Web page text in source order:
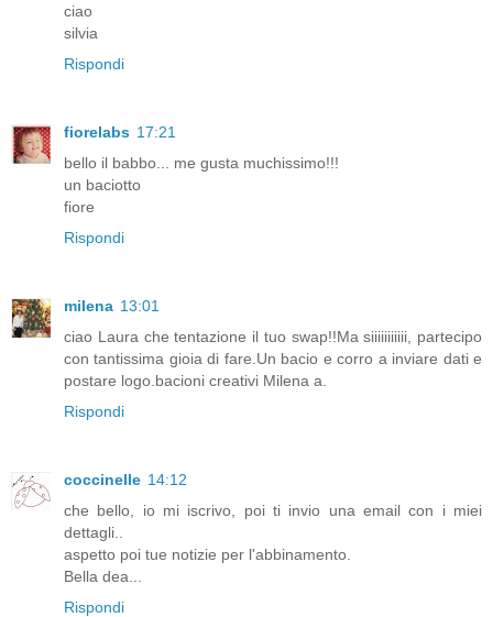
ciao
silvia
Rispondi
fiorelabs 17:21
bello il babbo... me gusta muchissimo!!!
un baciotto
fiore
Rispondi
milena 13:01
ciao Laura che tentazione il tuo swap!!Ma siiiiiiiiiii, partecipo
con tantissima gioia di fare.Un bacio e corro a inviare dati e
postare logo.bacioni creativi Milena a.
Rispondi
coccinelle 14:12
che bello, io mi iscrivo, poi ti invio una email con i miei
dettagli..
aspetto poi tue notizie per l'abbinamento.
Bella dea...
Rispondi